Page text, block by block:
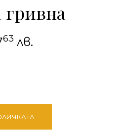
63 лв.